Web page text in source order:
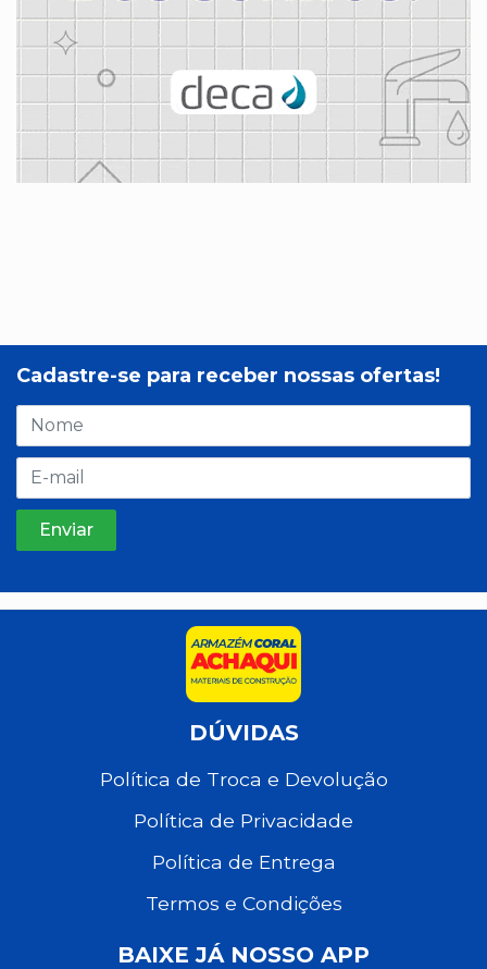
Cadastre-se para receber nossas ofertas!
DÚVIDAS
Política de Troca e Devolução
Política de Privacidade
Política de Entrega
Termos e Condições
BAIXE JÁ NOSSO APP